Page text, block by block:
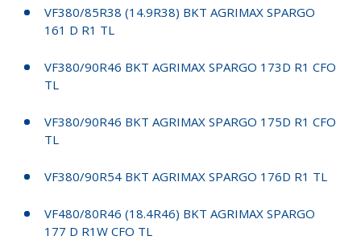
VF380/85R38 (14.9R38) BKT AGRIMAX SPARGO
161 D R1 TL
VF380/90R46 BKT AGRIMAX SPARGO 173D R1 CFO
TL
VF380/90R46 BKT AGRIMAX SPARGO 175D R1 CFO
TL
VF380/90R54 BKT AGRIMAX SPARGO 176D R1 TL
VF480/80R46 (18.4R46) BKT AGRIMAX SPARGO
177 D R1W CFO TL